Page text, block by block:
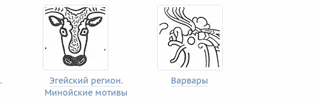
.
Эгейский регион.
Минойские мотивы
Варвары